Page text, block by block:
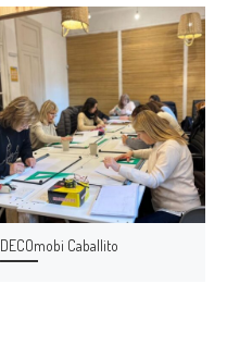
DECOmobi Caballito